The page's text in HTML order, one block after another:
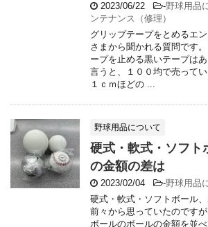
2023/06/22 -野球用品
ンテナンス（修理）
グリップテープをとめるエ
さまから聞かれる質問です
ープを止める黒いテープは
言うと、１００均で売って
１ｃｍほどの ...
野球用品について
硬式・軟式・ソフト
の金額の差は
2023/02/04 -野球用品
硬式・軟式・ソフトボール
前々から思っていたのです
ボールのボールの金額を並